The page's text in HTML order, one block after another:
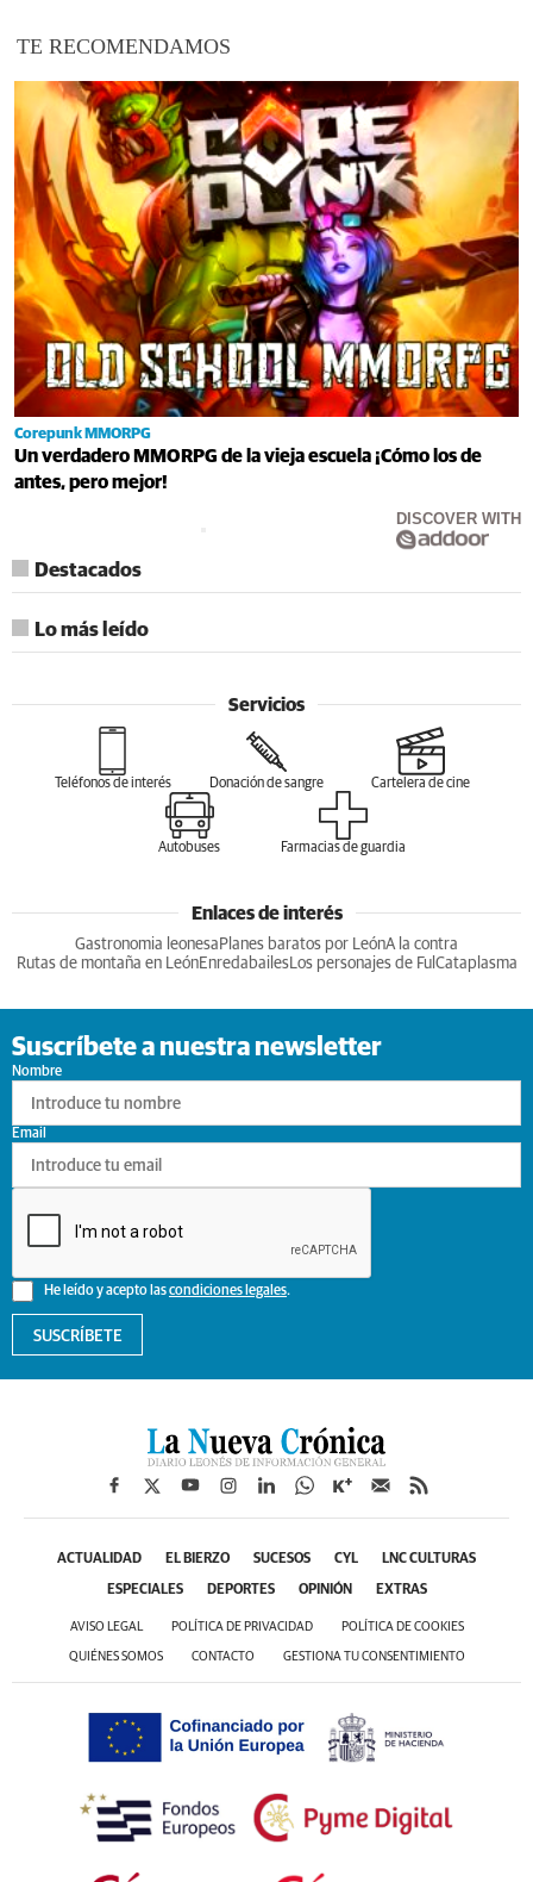
TE RECOMENDAMOS
Corepunk MMORPG
Un verdadero MMORPG de la vieja escuela ¡Cómo los de
antes, pero mejor!
DISCOVER WITH
Destacados
Lo más leído
Servicios
Teléfonos de interés Donación de sangre Cartelera de cine
Autobuses Farmacias de guardia
Enlaces de interés
Gastronomia leonesa Planes baratos por LeónA la contra
Rutas de montaña en LeónEnredabailesLos personajes de Ful Cataplasma
Suscríbete a nuestra newsletter
Nombre
He leído y acepto lascondiciones legales.
Email
SUSCRÍBETE
ACTUALIDAD EL BIERZO SUCESOS CYL LNC CULTURAS
ESPECIALES DEPORTES OPINIÓN EXTRAS
AVISO LEGAL POLÍTICA DE PRIVACIDAD POLÍTICA DE COOKIES
QUIÉNES SOMOS CONTACTO GESTIONA TU CONSENTIMIENTO